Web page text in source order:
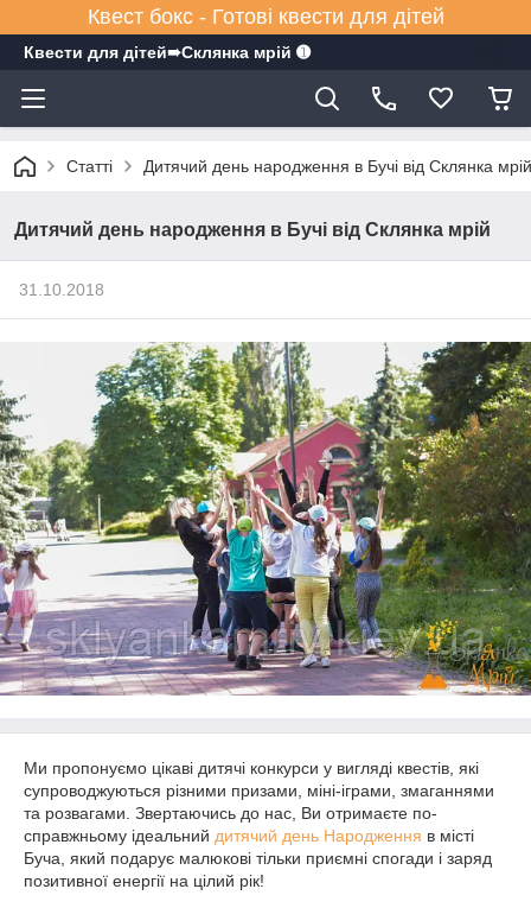
Квест бокс - Готові квести для дітей
Квести для дітей➠Склянка мрiй ➊
Статті Дитячий день народження в Бучі від Склянка мрій
Дитячий день народження в Бучі від Склянка мрій
31.10.2018
Ми пропонуємо цікаві дитячі конкурси у вигляді квестів, які
супроводжуються різними призами, міні-іграми, змаганнями
та розвагами. Звертаючись до нас, Ви отримаєте по-
справжньому ідеальний дитячий день Народження в місті
Буча, який подарує малюкові тільки приємні спогади і заряд
позитивної енергії на цілий рік!